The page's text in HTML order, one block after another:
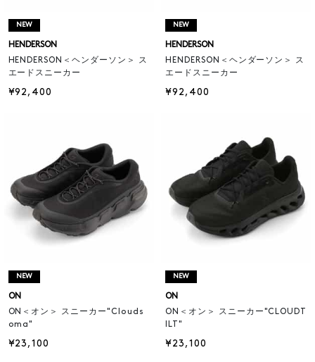
NEW
HENDERSON
HENDERSON＜ヘンダーソン＞ ス
エードスニーカー
¥92,400
NEW
HENDERSON
HENDERSON＜ヘンダーソン＞ ス
エードスニーカー
¥92,400
NEW
ON
ON＜オン＞ スニーカー"Clouds
oma"
¥23,100
NEW
ON
ON＜オン＞ スニーカー"CLOUDT
ILT"
¥23,100